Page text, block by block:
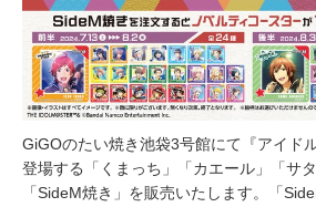
GiGOのたい焼き池袋3号館にて『アイド
登場する「くまっち」「カエール」「サ
「SideM焼き」を販売いたします。「